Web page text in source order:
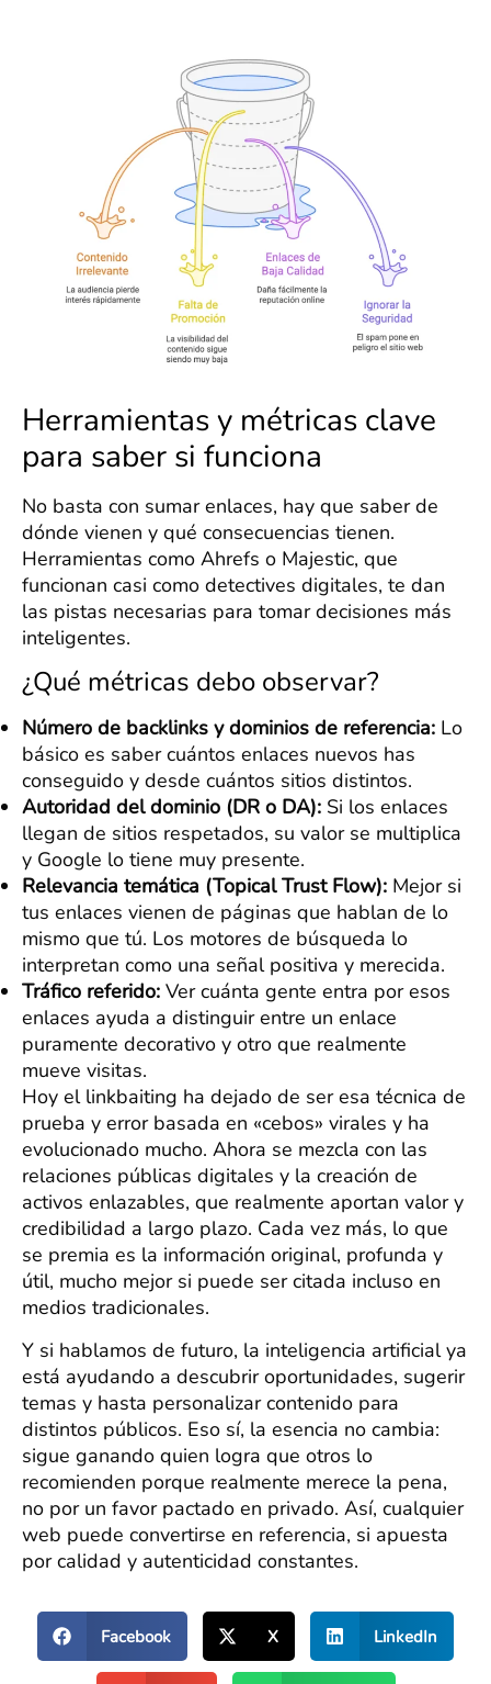
Herramientas y métricas clave
para saber si funciona
No basta con sumar enlaces, hay que saber de
dónde vienen y qué consecuencias tienen.
Herramientas como Ahrefs o Majestic, que
funcionan casi como detectives digitales, te dan
las pistas necesarias para tomar decisiones más
inteligentes.
¿Qué métricas debo observar?
Número de backlinks y dominios de referencia: Lo
básico es saber cuántos enlaces nuevos has
conseguido y desde cuántos sitios distintos.
Autoridad del dominio (DR o DA): Si los enlaces
llegan de sitios respetados, su valor se multiplica
y Google lo tiene muy presente.
Relevancia temática (Topical Trust Flow): Mejor si
tus enlaces vienen de páginas que hablan de lo
mismo que tú. Los motores de búsqueda lo
interpretan como una señal positiva y merecida.
Tráfico referido: Ver cuánta gente entra por esos
enlaces ayuda a distinguir entre un enlace
puramente decorativo y otro que realmente
mueve visitas.
Hoy el linkbaiting ha dejado de ser esa técnica de
prueba y error basada en «cebos» virales y ha
evolucionado mucho. Ahora se mezcla con las
relaciones públicas digitales y la creación de
activos enlazables, que realmente aportan valor y
credibilidad a largo plazo. Cada vez más, lo que
se premia es la información original, profunda y
útil, mucho mejor si puede ser citada incluso en
medios tradicionales.
Y si hablamos de futuro, la inteligencia artificial ya
está ayudando a descubrir oportunidades, sugerir
temas y hasta personalizar contenido para
distintos públicos. Eso sí, la esencia no cambia:
sigue ganando quien logra que otros lo
recomienden porque realmente merece la pena,
no por un favor pactado en privado. Así, cualquier
web puede convertirse en referencia, si apuesta
por calidad y autenticidad constantes.
Facebook X LinkedIn